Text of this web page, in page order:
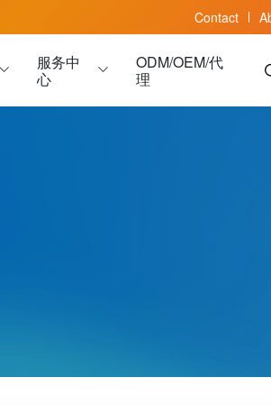
Contact
服务中
心
ODM/OEM/代
理